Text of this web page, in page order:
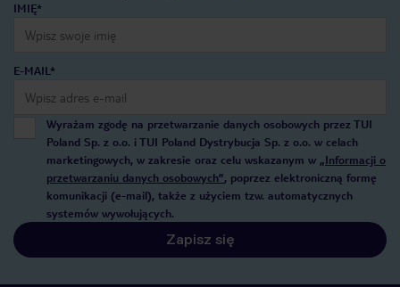
IMIĘ*
E-MAIL*
Wyrażam zgodę na przetwarzanie danych osobowych przez TUI
Poland Sp. z o.o. i TUI Poland Dystrybucja Sp. z o.o. w celach
marketingowych, w zakresie oraz celu wskazanym w „Informacji o
przetwarzaniu danych osobowych”, poprzez elektroniczną formę
komunikacji (e-mail), także z użyciem tzw. automatycznych
systemów wywołujących.
Zapisz się